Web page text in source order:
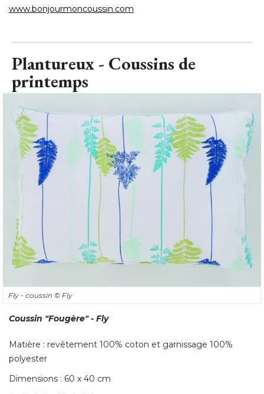
www.bonjourmoncoussin.com
Plantureux - Coussins de
printemps
Fly - coussin © Fly
Coussin "Fougère" - Fly
Matière : revêtement 100% coton et garnissage 100%
polyester
Dimensions : 60 x 40 cm